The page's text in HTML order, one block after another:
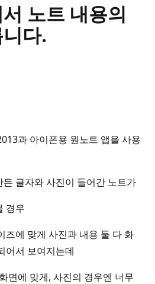
노트 내용의
다.
과 아이폰용 원노트 앱을 사용
글자와 사진이 들어간 노트가
경우
즈에 맞게 사진과 내용 둘 다 화
어서 보여지는데
면에 맞게, 사진의 경우엔 너무